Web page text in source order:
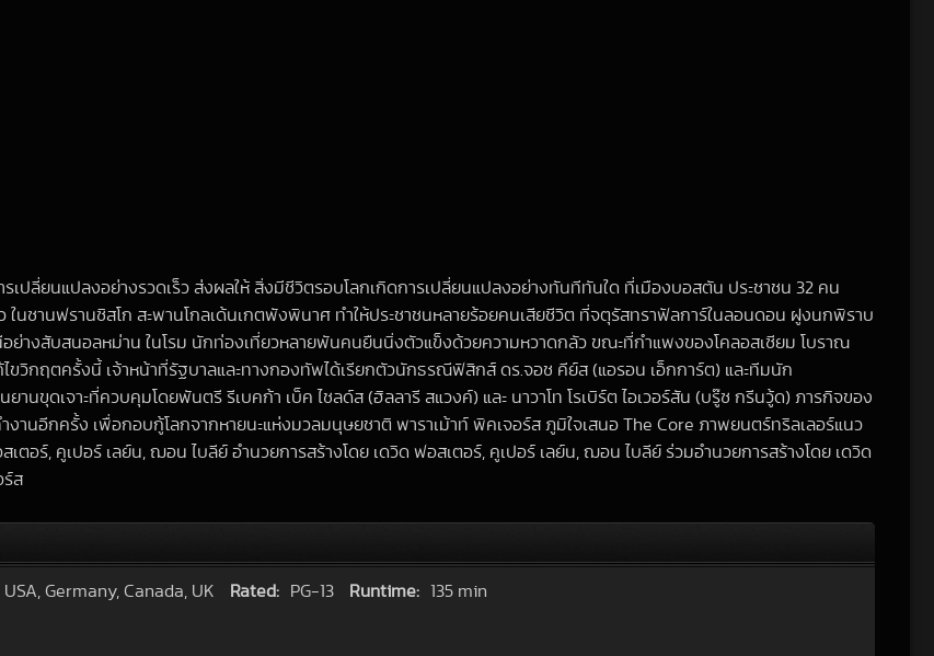
เปลี่ยนแปลงอย่างรวดเร็ว ส่งผลให้ สิ่งมีชีวิตรอบโลกเกิดการเปลี่ยนแปลงอย่างทันทีทันใด ที่เมืองบอสตัน ประชาชน 32 คน
ซานฟรานซิสโก สะพานโกลเด้นเกตพังพินาศ ทำให้ประชาชนหลายร้อยคนเสียชีวิต ที่จตุรัสทราฟัลการ์ในลอนดอน ฝูงนกพิราบ
อย่างสับสนอลหม่าน ในโรม นักท่องเที่ยวหลายพันคนยืนนิ่งตัวแข็งด้วยความหวาดกลัว ขณะที่กำแพงของโคลอสเซียม โบราณ
วิกฤตครั้งนี้ เจ้าหน้าที่รัฐบาลและทางกองทัพได้เรียกตัวนักธรณีฟิสิกส์ ดร.จอช คีย์ส (แอรอน เอ็กการ์ต) และทีมนัก
านขุดเจาะที่ควบคุมโดยพันตรี รีเบคก้า เบ็ค ไชลด์ส (ฮิลลารี สแวงค์) และ นาวาโท โรเบิร์ต ไอเวอร์สัน (บรู๊ซ กรีนวู้ด) ภารกิจของ
งานอีกครั้ง เพื่อกอบกู้โลกจากหายนะแห่งมวลมนุษยชาติ พาราเม้าท์ พิคเจอร์ส ภูมิใจเสนอ The Core ภาพยนตร์ทริลเลอร์แนว
อร์, คูเปอร์ เลย์น, ฌอน ไบลีย์ อำนวยการสร้างโดย เดวิด ฟอสเตอร์, คูเปอร์ เลย์น, ฌอน ไบลีย์ ร่วมอำนวยการสร้างโดย เดวิด
ร์ส
USA, Germany, Canada, UK Rated: PG-13 Runtime: 135 min